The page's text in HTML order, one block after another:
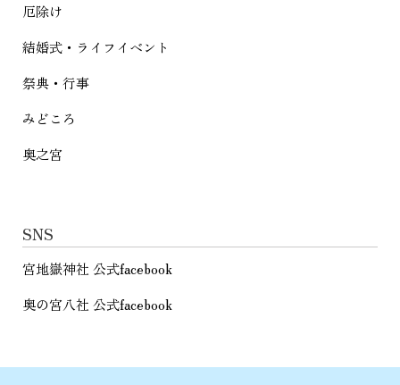
厄除け
結婚式・ライフイベント
祭典・行事
みどころ
奥之宮
SNS
宮地嶽神社 公式facebook
奥の宮八社 公式facebook